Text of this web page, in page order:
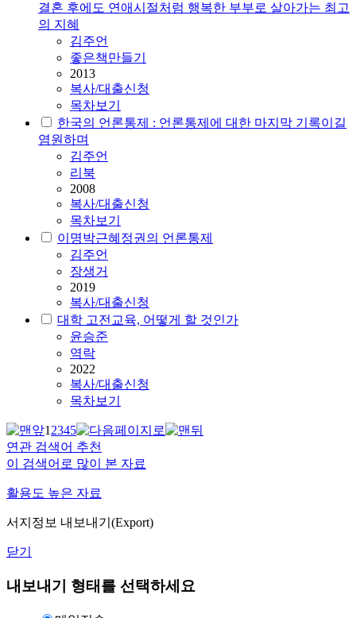
결혼 후에도 연애시절처럼 행복한 부부로 살아가는 최고
의 지혜
김주언
좋은책만들기
2013
복사/대출신청
목차보기
한국의 언론통제 : 언론통제에 대한 마지막 기록이길
염원하며
김주언
리북
2008
복사/대출신청
목차보기
이명박근혜정권의 언론통제
김주언
장생거
2019
복사/대출신청
대학 고전교육, 어떻게 할 것인가
윤승준
역락
2022
복사/대출신청
목차보기
12345
연관 검색어 추천
이 검색어로 많이 본 자료
활용도 높은 자료
서지정보 내보내기(Export)
닫기
내보내기 형태를 선택하세요